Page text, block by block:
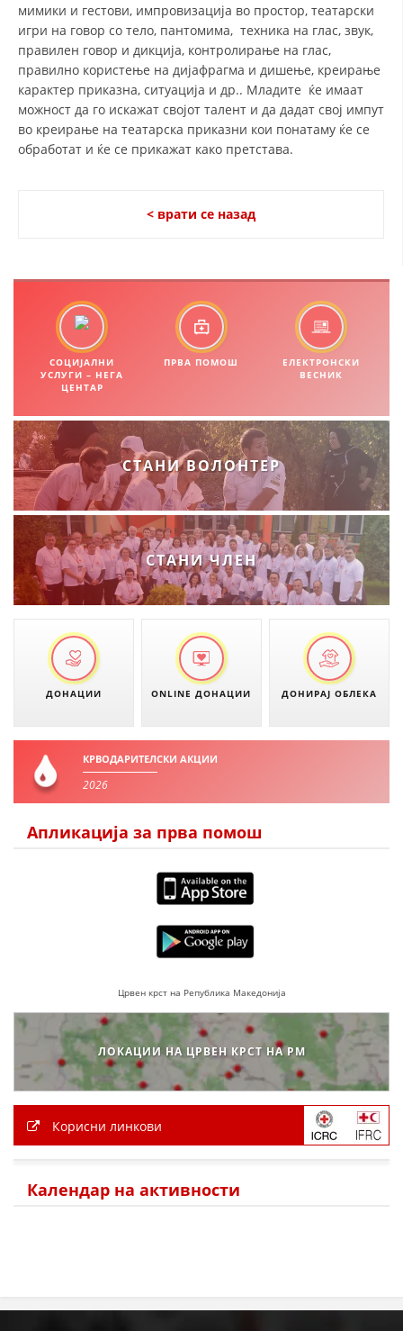
ПРОЕКТИ – ПОДГОТВЕНОСТ И ДЕЈСТВУВАЊЕ ПРИ КАТАСТРОФИ
ОДНОСИ СО ЈАВНОСТ
ИСТРАЖУВАЊЕ НА ЈАВНО МИСЛЕЊЕ
МЕЃУНАРОДНА СОРАБОТКА
ЗНАЧЕЊЕ НА СЛУЖБАТА ЗА БАРАЊЕ
ЗДРАВСТВЕНО ПРЕВЕНТИВНА ДЕЈНОСТ
ИНФОРМАЦИИ ЗА БОЛЕСТИ
МЕНАЏМЕНТ НА ВОЛОНТЕРИ
ЗА НАС
ДЕЈСТВУВАЊЕ
ПРИРАЧНИЦИ
ЕДУКАТИВНО ИНФОРМАТИВНИ МАТЕРИЈАЛИ
БРОШУРИ
ПРЕЗЕНТАЦИИ
мимики и гестови, импровизација во простор, театарски
игри на говор со тело, пантомима, техника на глас, звук,
правилен говор и дикција, контролирање на глас,
правилно користење на дијафрагма и дишење, креирање
карактер приказна, ситуација и др.. Младите ќе имаат
можност да го искажат својот талент и да дадат свој импут
во креирање на театарска приказни кои понатаму ќе се
обработат и ќе се прикажат како претстава.
< врати се назад
СОЦИЈАЛНИ
УСЛУГИ – НЕГА
ЦЕНТАР
ПРВА ПОМОШ
ЕЛЕКТРОНСКИ
ВЕСНИК
СТАНИ ВОЛОНТЕР
СТАНИ ЧЛЕН
ДОНАЦИИ ONLINE ДОНАЦИИ ДОНИРАЈ ОБЛЕКА
КРВОДАРИТЕЛСКИ АКЦИИ
2026
Апликација за прва помош
Црвен крст на Република Македонија
ЛОКАЦИИ НА ЦРВЕН КРСТ НА РМ
Корисни линкови
Календар на активности